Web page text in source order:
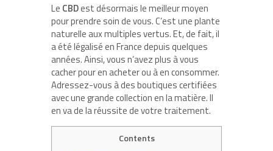
Le CBDest désormais le meilleur moyen
pour prendre soin de vous. C’est une plante
naturelle aux multiples vertus. Et, de fait, il
a été légalisé en France depuis quelques
années. Ainsi, vous n’avez plus à vous
cacher pour en acheter ou à en consommer.
Adressez-vous à des boutiques certifiées
avec une grande collection en la matière. Il
en va de la réussite de votre traitement.
Contents